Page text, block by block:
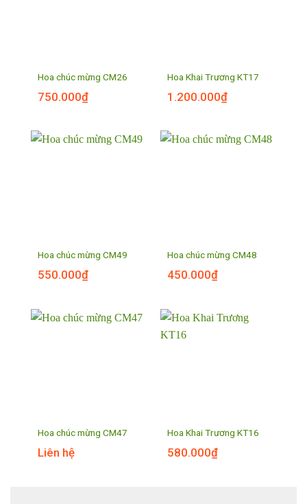
Hoa chúc mừng CM26
750.000₫
Hoa Khai Trương KT17
1.200.000₫
Hoa chúc mừng CM49
550.000₫
Hoa chúc mừng CM48
450.000₫
Hoa chúc mừng CM47
Liên hệ
Hoa Khai Trương KT16
580.000₫